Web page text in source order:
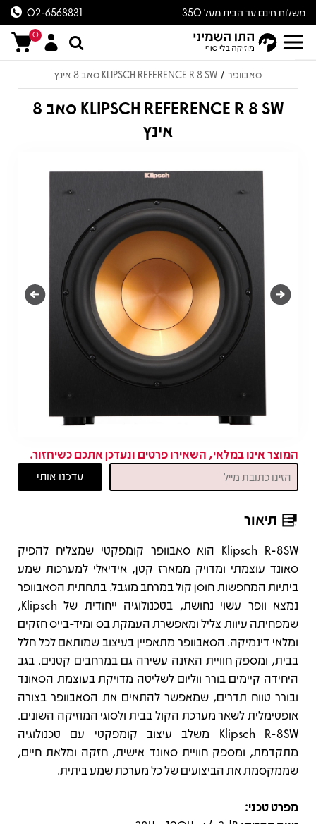
משלוח חינם עד הבית מעל 350
ש״ח
02-6568831
0
סאבוופר / KLIPSCH REFERENCE R 8 SW סאב 8 אינץ
KLIPSCH REFERENCE R 8 SW סאב 8
אינץ
המוצר אינו במלאי, השאירו פרטים ונעדכן אתכם כשיחזור.
תיאור
תיאור
Klipsch R-8SW הוא סאבוופר קומפקטי שמצליח להפיק
סאונד עוצמתי ומדויק ממארז קטן, אידיאלי למערכות שמע
ביתיות המחפשות חוסן קול במרחב מוגבל. בתחתית הסאבוופר
נמצא וופר עשוי נחושת, בטכנולוגיה ייחודית של Klipsch,
שמפחיתה עיוות צליל ומאפשרת העמקת בס ומיד-בייס חזקים
ומלאי דינמיקה. הסאבוופר מתאפיין בעיצוב שמותאם לכל חלל
בבית, ומספק חוויית האזנה עשירה גם במרחבים קטנים. בגב
היחידה קיימים בורר ווליום לשליטה מדויקת בעוצמת הסאונד
ובורר טווח תדרים, שמאפשר להתאים את הסאבוופר בצורה
אופטימלית לשאר מערכת הקול בבית ולסוגי המוזיקה השונים.
Klipsch R-8SW משלב עיצוב קומפקטי עם טכנולוגיה
מתקדמת, ומספק חוויית סאונד אישית, חזקה ומלאת חיים,
שממקסמת את הביצועים של כל מערכת שמע ביתית.
מפרט טכני: